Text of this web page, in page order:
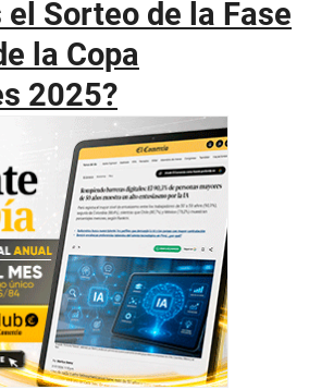
el Sorteo de la Fase
la Copa
2025?